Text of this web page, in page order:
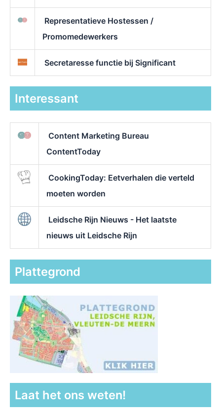
Representatieve Hostessen /
Promomedewerkers
Secretaresse functie bij Significant
Interessant
Content Marketing Bureau
ContentToday
CookingToday: Eetverhalen die verteld
moeten worden
Leidsche Rijn Nieuws - Het laatste
nieuws uit Leidsche Rijn
Plattegrond
Laat het ons weten!